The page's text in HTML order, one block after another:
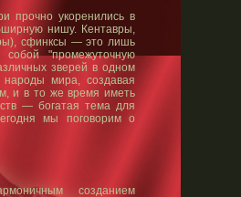
прочно укоренились в
нишу. Кентавры,
сфинксы — это лишь
"промежуточную
зверей в одном
мира, создавая
и в то же время иметь
— богатая тема для
мы поговорим о
созданием